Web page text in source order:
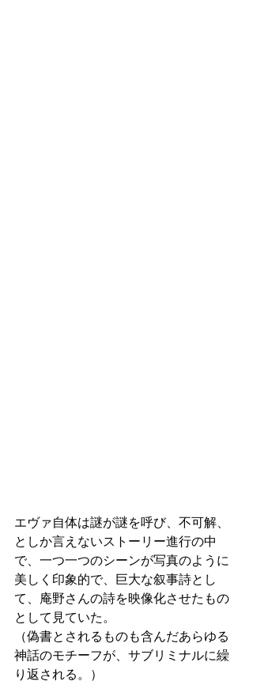
エヴァ自体は謎が謎を呼び、不可解、
としか言えないストーリー進行の中
で、一つ一つのシーンが写真のように
美しく印象的で、巨大な叙事詩とし
て、庵野さんの詩を映像化させたもの
として見ていた。
（偽書とされるものも含んだあらゆる
神話のモチーフが、サブリミナルに繰
り返される。）